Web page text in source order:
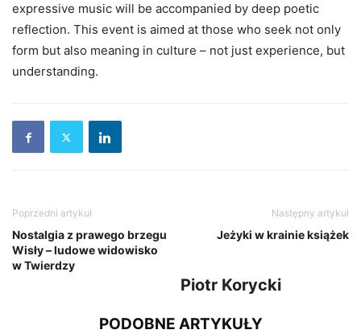
expressive music will be accompanied by deep poetic
reflection. This event is aimed at those who seek not only
form but also meaning in culture – not just experience, but
understanding.
Poprzedni artykuł
Nostalgia z prawego brzegu
Wisły – ludowe widowisko
w Twierdzy
Następny artykuł
Jeżyki w krainie książek
Piotr Korycki
PODOBNE ARTYKUŁY